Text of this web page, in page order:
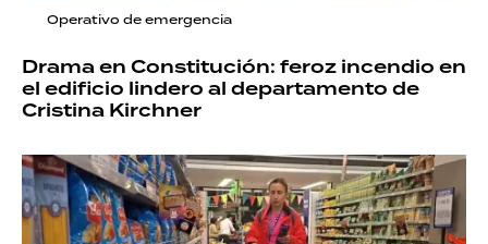
Operativo de emergencia
Drama en Constitución: feroz incendio en
el edificio lindero al departamento de
Cristina Kirchner